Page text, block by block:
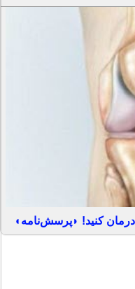
کنید! ◗پرسش‌نامه◖